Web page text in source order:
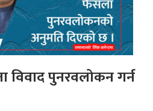
विवाद पुनरवलोकन गर्न